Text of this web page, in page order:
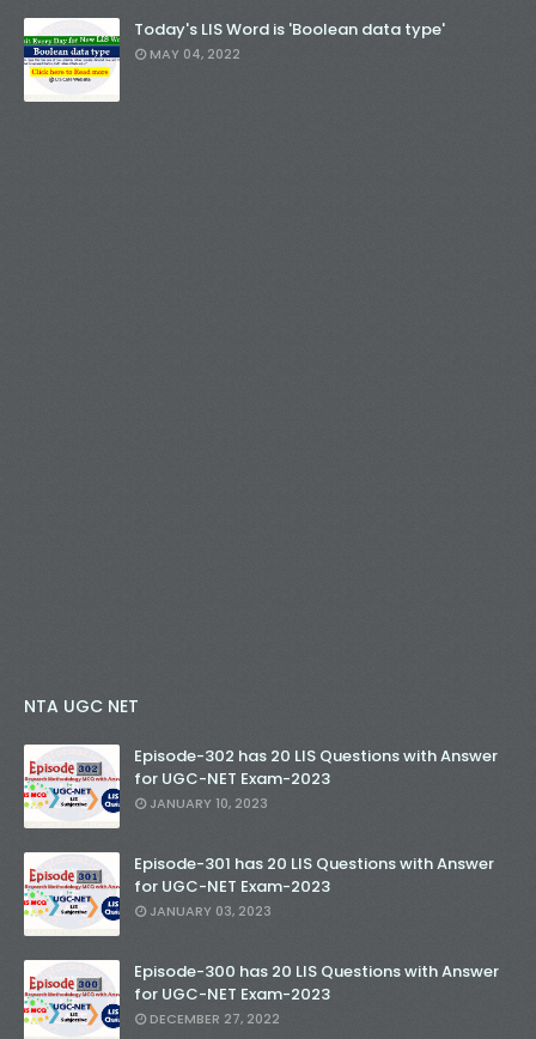
Today's LIS Word is 'Boolean data type'
MAY 04, 2022
NTA UGC NET
Episode-302 has 20 LIS Questions with Answer
for UGC-NET Exam-2023
JANUARY 10, 2023
Episode-301 has 20 LIS Questions with Answer
for UGC-NET Exam-2023
JANUARY 03, 2023
Episode-300 has 20 LIS Questions with Answer
for UGC-NET Exam-2023
DECEMBER 27, 2022